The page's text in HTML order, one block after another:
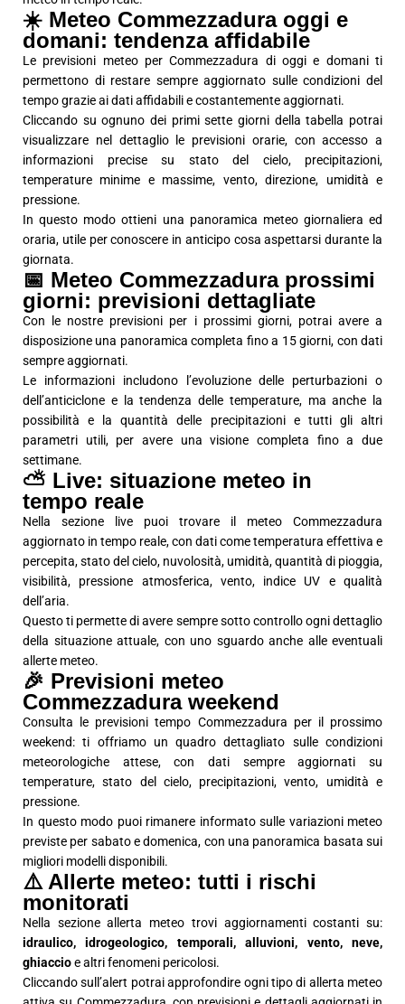
☀️ Meteo Commezzadura oggi e
domani: tendenza affidabile
Le previsioni meteo per Commezzadura di oggi e domani ti
permettono di restare sempre aggiornato sulle condizioni del
tempo grazie ai dati affidabili e costantemente aggiornati.
Cliccando su ognuno dei primi sette giorni della tabella potrai
visualizzare nel dettaglio le previsioni orarie, con accesso a
informazioni precise su stato del cielo, precipitazioni,
temperature minime e massime, vento, direzione, umidità e
pressione.
In questo modo ottieni una panoramica meteo giornaliera ed
oraria, utile per conoscere in anticipo cosa aspettarsi durante la
giornata.
📅 Meteo Commezzadura prossimi
giorni: previsioni dettagliate
Con le nostre previsioni per i prossimi giorni, potrai avere a
disposizione una panoramica completa fino a 15 giorni, con dati
sempre aggiornati.
Le informazioni includono l’evoluzione delle perturbazioni o
dell’anticiclone e la tendenza delle temperature, ma anche la
possibilità e la quantità delle precipitazioni e tutti gli altri
parametri utili, per avere una visione completa fino a due
settimane.
⛅ Live: situazione meteo in
tempo reale
Nella sezione live puoi trovare il meteo Commezzadura
aggiornato in tempo reale, con dati come temperatura effettiva e
percepita, stato del cielo, nuvolosità, umidità, quantità di pioggia,
visibilità, pressione atmosferica, vento, indice UV e qualità
dell’aria.
Questo ti permette di avere sempre sotto controllo ogni dettaglio
della situazione attuale, con uno sguardo anche alle eventuali
allerte meteo.
🎉 Previsioni meteo
Commezzadura weekend
Consulta le previsioni tempo Commezzadura per il prossimo
weekend: ti offriamo un quadro dettagliato sulle condizioni
meteorologiche attese, con dati sempre aggiornati su
temperature, stato del cielo, precipitazioni, vento, umidità e
pressione.
In questo modo puoi rimanere informato sulle variazioni meteo
previste per sabato e domenica, con una panoramica basata sui
migliori modelli disponibili.
⚠️ Allerte meteo: tutti i rischi
monitorati
Nella sezione allerta meteo trovi aggiornamenti costanti su:
idraulico, idrogeologico, temporali, alluvioni, vento, neve,
ghiaccioe altri fenomeni pericolosi.
Cliccando sull’alert potrai approfondire ogni tipo di allerta meteo